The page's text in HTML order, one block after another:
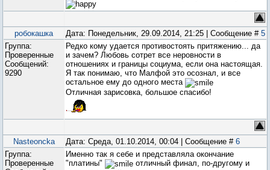
робокашка Дата: Понедельник, 29.09.2014, 21:25 | Сообщение # 5
Группа:
Проверенные
Сообщений:
9290
Редко кому удается противостоять притяжению... да
и зачем? Любовь сотрет все неровности в
отношениях и границы социума, если она настоящая.
Я так понимаю, что Малфой это осознал, и все
остальное ему до одного места
Отличная зарисовка, большое спасибо!
Nasteoncka Дата: Среда, 01.10.2014, 00:04 | Сообщение # 6
Группа:
Проверенные
Именно так я себе и представляла окончание
"платины"
отличный финал, по-другому и